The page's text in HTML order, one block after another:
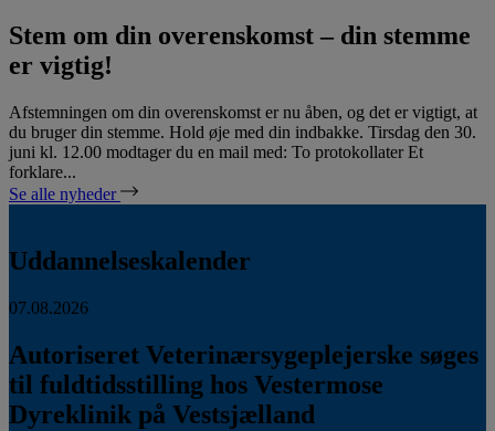
Stem om din overenskomst – din stemme
er vigtig!
Afstemningen om din overenskomst er nu åben, og det er vigtigt, at
du bruger din stemme. Hold øje med din indbakke. Tirsdag den 30.
juni kl. 12.00 modtager du en mail med: To protokollater Et
forklare...
Se alle nyheder
Uddannelseskalender
07.08.2026
Autoriseret Veterinærsygeplejerske søges
til fuldtidsstilling hos Vestermose
Dyreklinik på Vestsjælland